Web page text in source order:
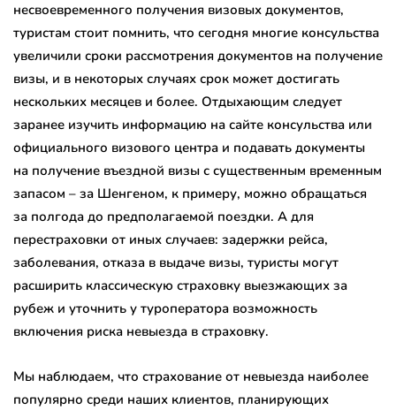
несвоевременного получения визовых документов,
туристам стоит помнить, что сегодня многие консульства
увеличили сроки рассмотрения документов на получение
визы, и в некоторых случаях срок может достигать
нескольких месяцев и более. Отдыхающим следует
заранее изучить информацию на сайте консульства или
официального визового центра и подавать документы
на получение въездной визы с существенным временным
запасом – за Шенгеном, к примеру, можно обращаться
за полгода до предполагаемой поездки. А для
перестраховки от иных случаев: задержки рейса,
заболевания, отказа в выдаче визы, туристы могут
расширить классическую страховку выезжающих за
рубеж и уточнить у туроператора возможность
включения риска невыезда в страховку.
Мы наблюдаем, что страхование от невыезда наиболее
популярно среди наших клиентов, планирующих